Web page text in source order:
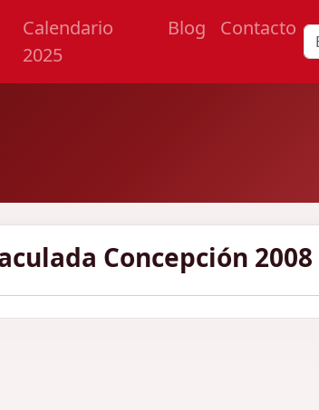
Calendario
2025
Blog Contacto
Concepción 2008